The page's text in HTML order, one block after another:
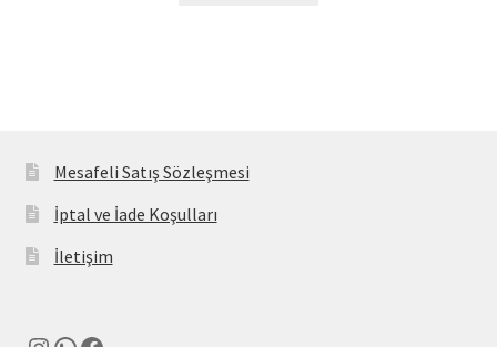
Mesafeli Satış Sözleşmesi
İptal ve İade Koşulları
İletişim